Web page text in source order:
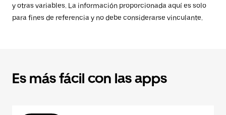
y otras variables. La información proporcionada aquí es solo
para fines de referencia y no debe considerarse vinculante.
Es más fácil con las apps